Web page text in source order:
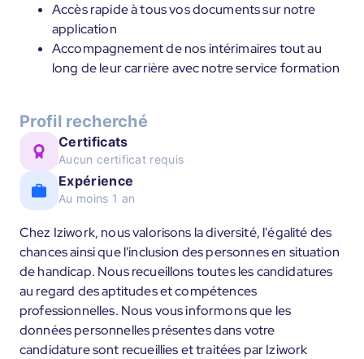
Accès rapide à tous vos documents sur notre
application
Accompagnement de nos intérimaires tout au
long de leur carrière avec notre service formation
Profil recherché
Certificats
Aucun certificat requis
Expérience
Au moins 1 an
Chez Iziwork, nous valorisons la diversité, l'égalité des
chances ainsi que l'inclusion des personnes en situation
de handicap. Nous recueillons toutes les candidatures
au regard des aptitudes et compétences
professionnelles. Nous vous informons que les
données personnelles présentes dans votre
candidature sont recueillies et traitées par Iziwork